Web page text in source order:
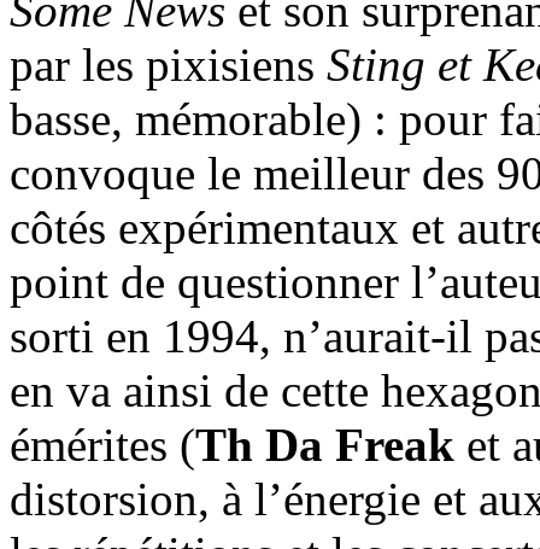
par les pixisiens Sting et
basse, mémorable) : pour
convoque le meilleur des
côtés expérimentaux et
point de questionner
sorti en 1994, n’aurait-il
en va ainsi de cette
émérites (Th Da Freak et
distorsion, à l’énergie et